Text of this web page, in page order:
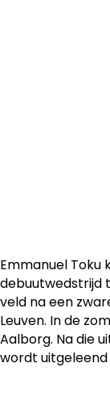
Emmanuel Toku
debuutwedstrijd
veld na een
Leuven. In de
Aalborg. Na die
wordt uitgeleend